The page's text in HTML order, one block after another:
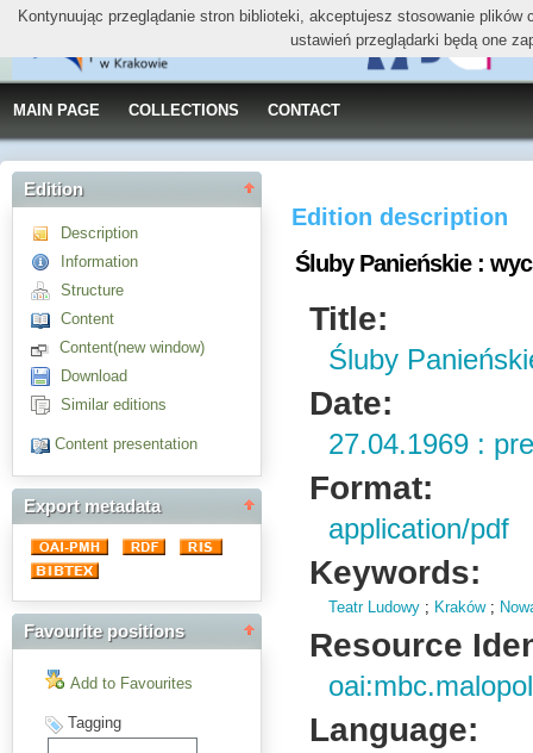
MAIN PAGE COLLECTIONS CONTACT
Edition
Description
Information
Structure
Content
Content(new window)
Download
Similar editions
Content presentation
Export metadata
Favourite positions
Add to Favourites
Tagging
Edition description
Śluby Panieńskie :
Title:
Śluby
Date:
27.04.1969 :
Format:
application/pdf
Keywords:
Teatr Ludowy ; Kraków;
Resource
Language:
Kontynuując przeglądanie stron biblioteki, akceptujesz stosowanie
ustawień przeglądarki będą one